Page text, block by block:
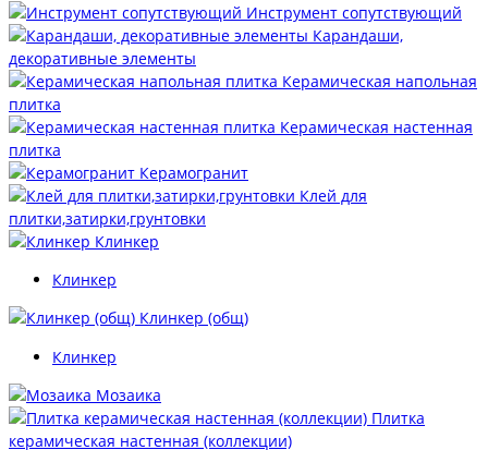
Инструмент сопутствующий
Карандаши,
декоративные элементы
Керамическая напольная
плитка
Керамическая настенная
плитка
Керамогранит
Клей для
плитки,затирки,грунтовки
Клинкер
Клинкер
Клинкер (общ)
Клинкер
Мозаика
Плитка
керамическая настенная (коллекции)